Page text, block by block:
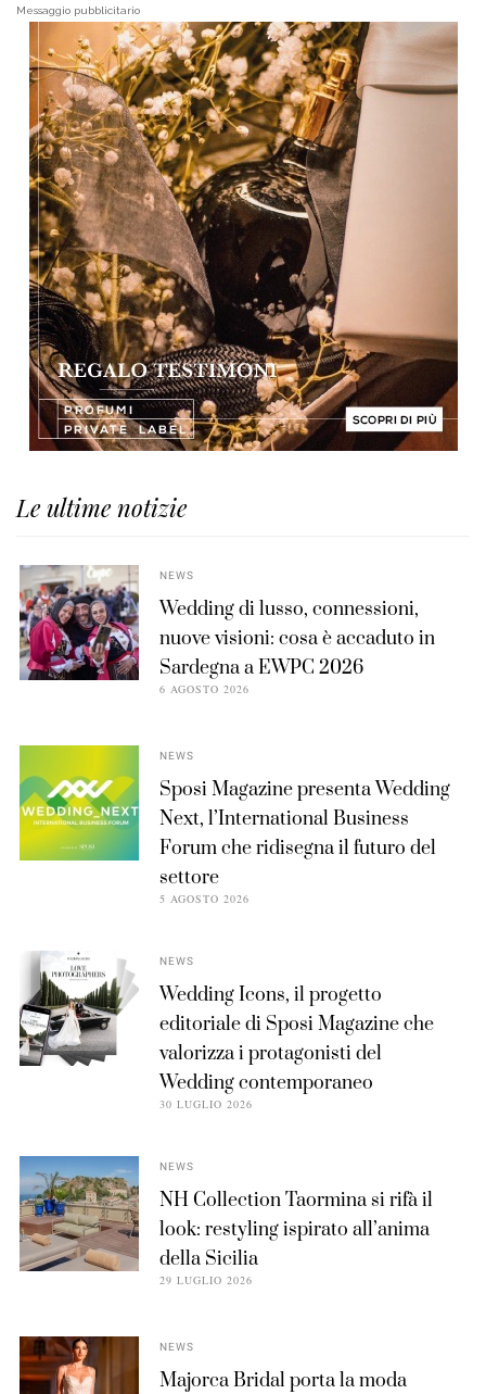
Messaggio pubblicitario
Le ultime notizie
NEWS
Wedding di lusso, connessioni,
nuove visioni: cosa è accaduto in
Sardegna a EWPC 2026
6 AGOSTO 2026
NEWS
Sposi Magazine presenta Wedding
Next, l’International Business
Forum che ridisegna il futuro del
settore
5 AGOSTO 2026
NEWS
Wedding Icons, il progetto
editoriale di Sposi Magazine che
valorizza i protagonisti del
Wedding contemporaneo
30 LUGLIO 2026
NEWS
NH Collection Taormina si rifà il
look: restyling ispirato all’anima
della Sicilia
29 LUGLIO 2026
NEWS
Majorca Bridal porta la moda